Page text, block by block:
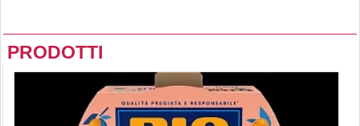
PRODOTTI